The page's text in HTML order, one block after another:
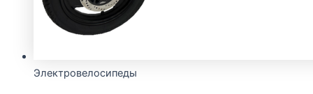
Электровелосипеды